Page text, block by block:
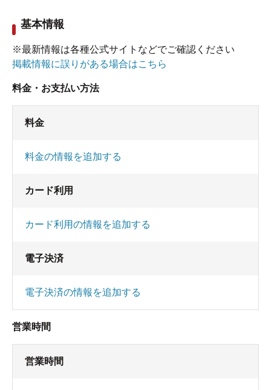
基本情報
※最新情報は各種公式サイトなどでご確認ください
掲載情報に誤りがある場合はこちら
料金・お支払い方法
料金
料金の情報を追加する
カード利用
カード利用の情報を追加する
電子決済
電子決済の情報を追加する
営業時間
営業時間